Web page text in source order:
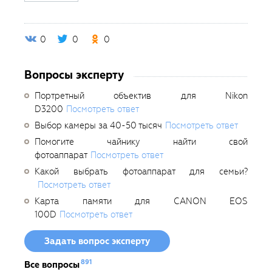
0 0 0
Вопросы эксперту
Портретный объектив для Nikon
D3200 Посмотреть ответ
Выбор камеры за 40-50 тысяч Посмотреть ответ
Помогите чайнику найти свой
фотоаппарат Посмотреть ответ
Какой выбрать фотоаппарат для семьи?
Посмотреть ответ
Карта памяти для CANON EOS
100D Посмотреть ответ
Задать вопрос эксперту
Все вопросы891